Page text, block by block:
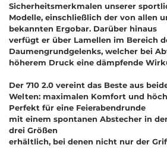
Sicherheitsmerkmalen unserer
Modelle, einschließlich der von allen
bekannten Ergobar. Darüber hinaus
verfügt er über Lamellen im Bereich
Daumengrundgelenks, welcher bei
höherem Druck eine dämpfende
Der 710 2.0 vereint das Beste aus
Welten: maximalen Komfort und
Perfekt für eine Feierabendrunde
mit einem spontanen Abstecher in
drei Größen
erhältlich, bei denen nicht nur der